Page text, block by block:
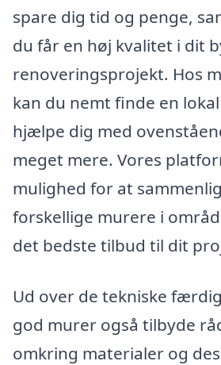
spare dig tid og penge,
du får en høj kvalitet i dit
renoveringsprojekt. Hos
kan du nemt finde en
hjælpe dig med
meget mere. Vores
mulighed for at
forskellige murere i
det bedste tilbud til dit
Ud over de tekniske
god murer også tilbyde
omkring materialer og